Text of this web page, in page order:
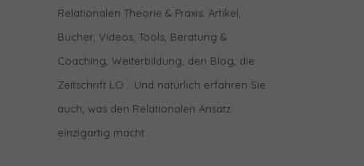
Relationalen Theorie & Praxis: Artikel,
Bücher, Videos, Tools, Beratung &
Coaching, Weiterbildung, den Blog, die
Zeitschrift LO… Und natürlich erfahren Sie
auch, was den Relationalen Ansatz
einzigartig macht.